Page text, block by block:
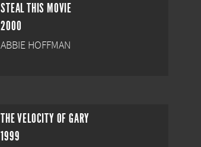
STEAL THIS MOVIE
2000
ABBIE HOFFMAN
THE VELOCITY OF GARY
1999